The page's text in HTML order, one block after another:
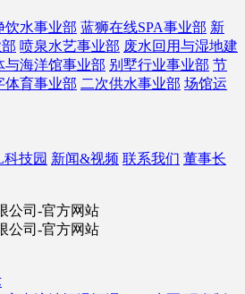
饮水事业部 蓝狮在线SPA事业部 新
喷泉水艺事业部 废水回用与湿地建
与海洋馆事业部 别墅行业事业部 节
体育事业部 二次供水事业部 场馆运
科技园 新闻&视频 联系我们 董事长